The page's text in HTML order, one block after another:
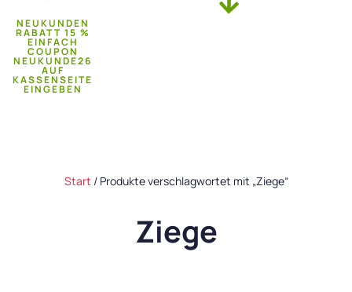
NEUKUNDEN
RABATT 15 %
EINFACH
COUPON
NEUKUNDE26
AUF
KASSENSEITE
EINGEBEN
Start / Produkte verschlagwortet mit „Ziege“
Ziege